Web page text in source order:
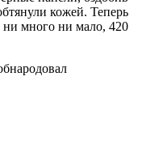
кожей. Теперь
ни много ни мало, 420